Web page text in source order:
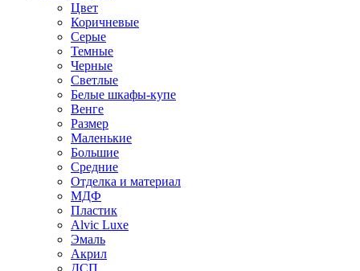
Цвет
Коричневые
Серые
Темные
Черные
Светлые
Белые шкафы-купе
Венге
Размер
Маленькие
Большие
Средние
Отделка и материал
МДФ
Пластик
Alvic Luxe
Эмаль
Акрил
ДСП